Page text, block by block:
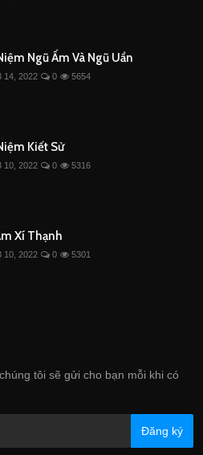
Ngũ Ấm Và Ngũ Uẩn
14, 2022 0 5654
Kiết Sử
10, 2022 0 5316
Xí Thạnh
10, 2022 0 5301
tôi sẽ gửi cho bạn mỗi khi có
Đăng ký